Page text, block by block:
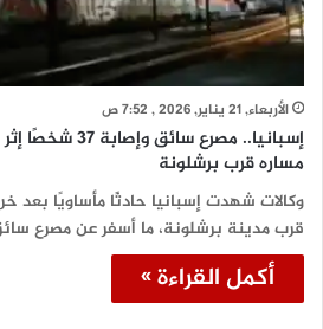
الأربعاء, 21 يناير, 2026 , 7:52 ص
إسبانيا.. مصرع
مساره قرب برشلونة
وكالات شهدت إسبانيا حادثًا مأساويًا بعد
قرب مدينة برشلونة، ما أسفر عن مصرع
أكمل القراءة »